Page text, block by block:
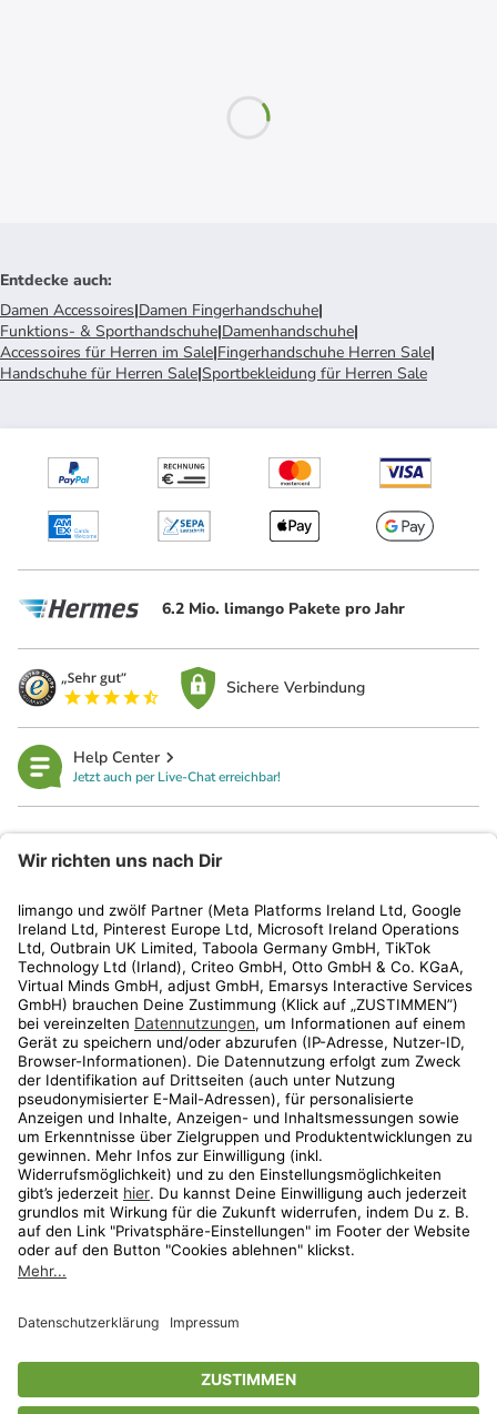
Entdecke auch:
Damen Accessoires|Damen Fingerhandschuhe|
Funktions- & Sporthandschuhe|Damenhandschuhe|
Accessoires für Herren im Sale|Fingerhandschuhe Herren Sale|
Handschuhe für Herren Sale|Sportbekleidung für Herren Sale
6.2 Mio. limango Pakete pro Jahr
Sichere Verbindung
Help Center
Jetzt auch per Live-Chat erreichbar!
Kundenservice
Shop
Aktionen
Travel
* Streichpreise entsprechen der unverbindlichen Preisempfehlung des